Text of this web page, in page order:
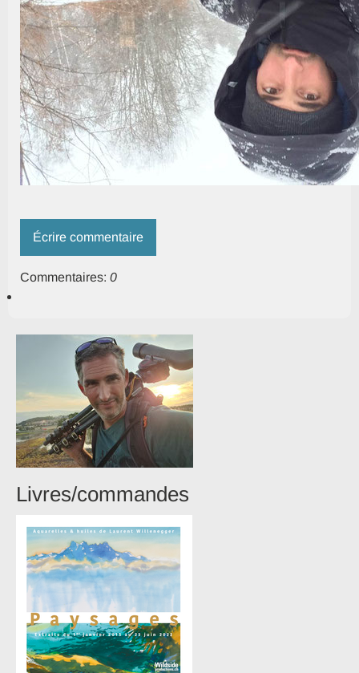
Écrire commentaire
Commentaires: 0
Livres/commandes